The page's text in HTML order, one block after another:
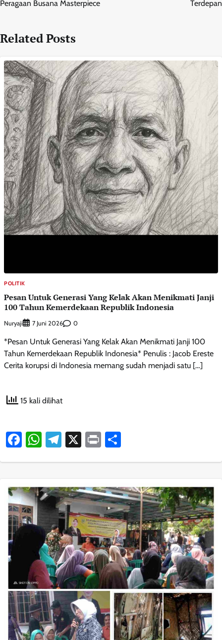
Peragaan Busana Masterpiece
Terdepan
Related Posts
POLITIK
Pesan Untuk Generasi Yang Kelak Akan Menikmati Janji
100 Tahun Kemerdekaan Republik Indonesia
Nuryaji 7 Juni 2026 0
*Pesan Untuk Generasi Yang Kelak Akan Menikmati Janji 100
Tahun Kemerdekaan Republik Indonesia* Penulis : Jacob Ereste
Cerita korupsi di Indonesia memang sudah menjadi satu […]
15 kali dilihat
Facebook
WhatsApp
Telegram
X Print